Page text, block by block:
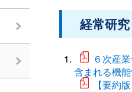
経常研究
６次産
含まれる機
【要約版